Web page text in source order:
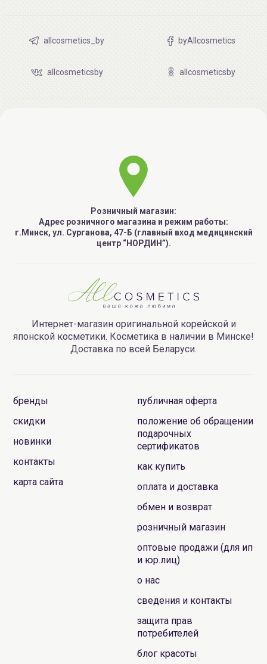
allcosmetics_by byAllcosmetics
allcosmeticsby allcosmeticsby
Розничный магазин:
Адрес розничного магазина и режим работы:
г.Минск, ул. Сурганова, 47-Б (главный вход медицинский
центр “НОРДИН”).
Интернет-магазин оригинальной корейской и
японской косметики. Косметика в наличии в Минске!
Доставка по всей Беларуси.
бренды
скидки
новинки
контакты
карта сайта
публичная оферта
положение об обращении
подарочных
сертификатов
как купить
оплата и доставка
обмен и возврат
розничный магазин
оптовые продажи (для ип
и юр.лиц)
о нас
сведения и контакты
защита прав
потребителей
блог красоты